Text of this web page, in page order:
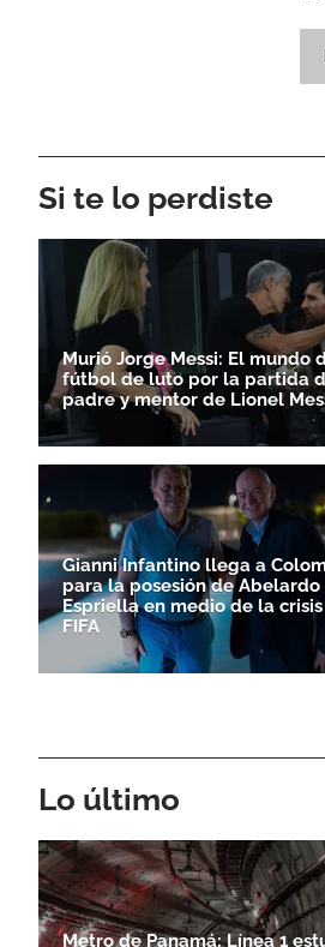
Si te lo perdiste
Murió Jorge Messi: El mundo
fútbol de luto por la partida
padre y mentor de Lionel
Gianni Infantino llega a
para la posesión de
Espriella en medio de la
FIFA
Lo último
Metro de Panamá: Línea 1